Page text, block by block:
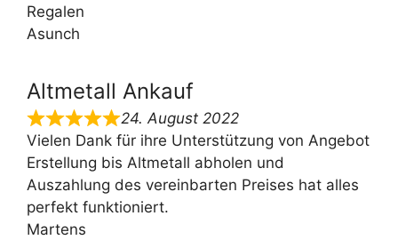
Regalen
Asunch
Altmetall Ankauf
24. August 2022
Vielen Dank für ihre Unterstützung von Angebot
Erstellung bis Altmetall abholen und
Auszahlung des vereinbarten Preises hat alles
perfekt funktioniert.
Martens